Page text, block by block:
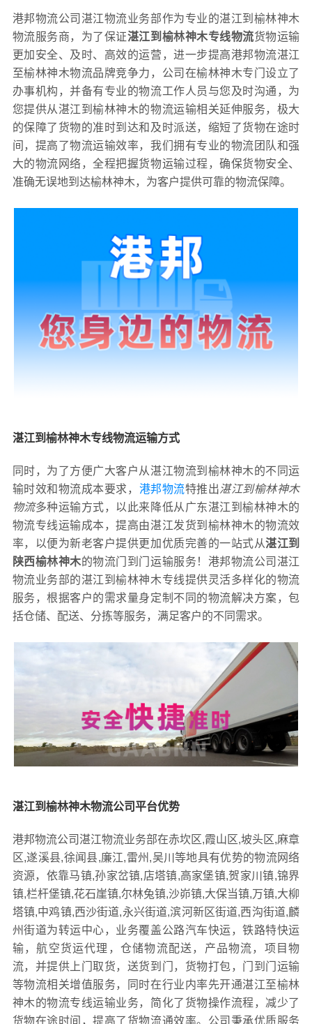
港邦物流公司湛江物流业务部作为专业的湛江到榆林神木
物流服务商，为了保证湛江到榆林神木专线物流货物运输
更加安全、及时、高效的运营，进一步提高港邦物流湛江
至榆林神木物流品牌竞争力，公司在榆林神木专门设立了
办事机构，并备有专业的物流工作人员与您及时沟通，为
您提供从湛江到榆林神木的物流运输相关延伸服务，极大
的保障了货物的准时到达和及时派送，缩短了货物在途时
间，提高了物流运输效率，我们拥有专业的物流团队和强
大的物流网络，全程把握货物运输过程，确保货物安全、
准确无误地到达榆林神木，为客户提供可靠的物流保障。
湛江到榆林神木专线物流运输方式
同时，为了方便广大客户从湛江物流到榆林神木的不同运
输时效和物流成本要求， 港邦物流特推出湛江到榆林神木
物流多种运输方式，以此来降低从广东湛江到榆林神木的
物流专线运输成本，提高由湛江发货到榆林神木的物流效
率，以便为新老客户提供更加优质完善的一站式从湛江到
陕西榆林神木的物流门到门运输服务！港邦物流公司湛江
物流业务部的湛江到榆林神木专线提供灵活多样化的物流
服务，根据客户的需求量身定制不同的物流解决方案，包
括仓储、配送、分拣等服务，满足客户的不同需求。
湛江到榆林神木物流公司平台优势
港邦物流公司湛江物流业务部在赤坎区,霞山区,坡头区,麻章
区,遂溪县,徐闻县,廉江,雷州,吴川等地具有优势的物流网络
资源，依靠马镇,孙家岔镇,店塔镇,高家堡镇,贺家川镇,锦界
镇,栏杆堡镇,花石崖镇,尔林兔镇,沙峁镇,大保当镇,万镇,大柳
塔镇,中鸡镇,西沙街道,永兴街道,滨河新区街道,西沟街道,麟
州街道为转运中心，业务覆盖公路汽车快运，铁路特快运
输，航空货运代理，仓储物流配送，产品物流，项目物
流，并提供上门取货，送货到门，货物打包，门到门运输
等物流相关增值服务，同时在行业内率先开通湛江至榆林
神木的物流专线运输业务，简化了货物操作流程，减少了
货物在途时间，提高了货物流通效率。公司秉承优质服务